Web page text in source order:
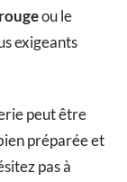
ou le
exigeants
peut être
préparée et
pas à